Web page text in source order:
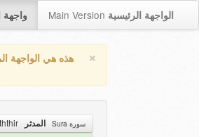
واجهة Main Version الواجهة الرئيسية
× هذه هي الواجهة
سورة Sura المدثر